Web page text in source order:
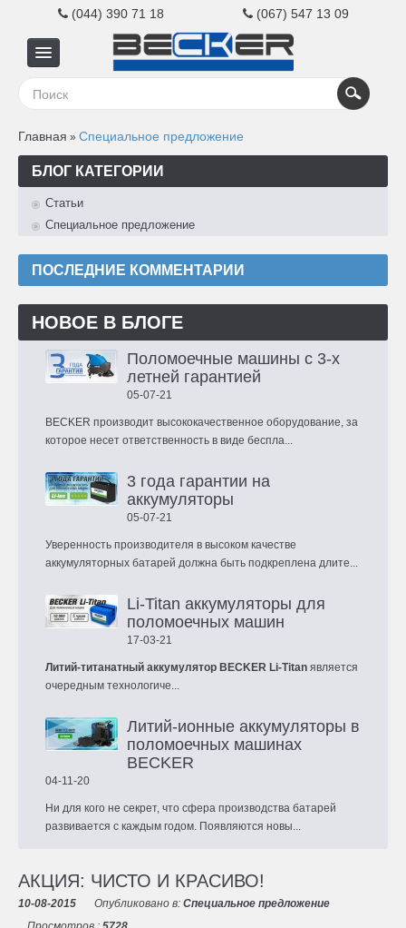
(044) 390 71 18 (067) 547 13 09
Для
бизнеса
дома
Контакты
Главная » Специальное предложение
БЛОГ КАТЕГОРИИ
Статьи
Специальное предложение
ПОСЛЕДНИЕ КОММЕНТАРИИ
НОВОЕ В БЛОГЕ
Поломоечные машины с 3-х
летней гарантией
05-07-21
BECKER производит высококачественное оборудование, за
которое несет ответственность в виде беспла...
3 года гарантии на
аккумуляторы
05-07-21
Уверенность производителя в высоком качестве
аккумуляторных батарей должна быть подкреплена длите...
Li-Titan аккумуляторы для
поломоечных машин
17-03-21
Литий-титанатный аккумулятор BECKER Li-Titan является
очередным технологиче...
Литий-ионные аккумуляторы в
поломоечных машинах
BECKER
04-11-20
Ни для кого не секрет, что сфера производства батарей
развивается с каждым годом. Появляются новы...
АКЦИЯ: ЧИСТО И КРАСИВО!
10-08-2015 Опубликовано в: Специальное предложение